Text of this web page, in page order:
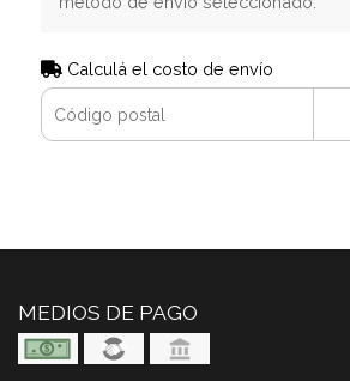
Calculá el costo de envío
MEDIOS DE PAGO